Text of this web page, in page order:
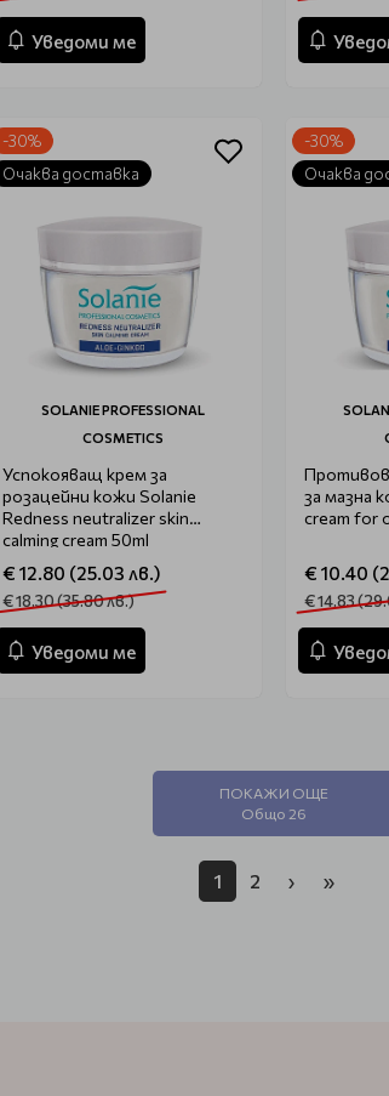
Уведоми ме
-30%
Очаква доставка
SOLANIE PROFESSIONAL
COSMETICS
Успокояващ крем за
розацейни кожи Solanie
Redness neutralizer skin
calming cream 50ml
€ 12.80 (25.03 лв.)
€ 18.30 (35.80 лв.)
Уведоми ме
-30%
Очаква
за мазна
cream for
€ 10.40
€ 14.83
ПОКАЖИ ОЩЕ
Общо 26
1 2 › »